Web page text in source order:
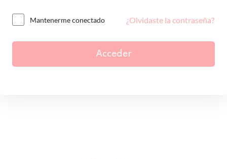
Mantenerme conectado ¿Olvidaste la contraseña?
Acceder